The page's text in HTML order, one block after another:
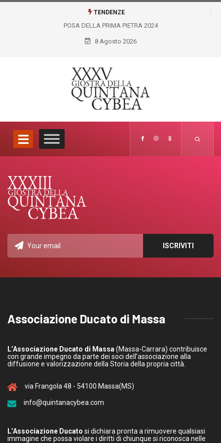
TENDENZE
POSA DELLA PRIMA PIETRA 2024
8 Agosto 2026
Associazione Ducato di Massa
L’Associazione Ducato di Massa (Massa-Carrara) contribuisce
con grande impegno da parte dei soci dell’associazione alla
diffusione e valorizzazione della Storia della propria città.
via Frangola 48 - 54100 Massa(MS)
info@quintanacybea.com
L’Associazione Ducato si dichiara pronta a rimuovere qualsiasi
immagine che possa violare i diritti di chiunque si riconosca nelle